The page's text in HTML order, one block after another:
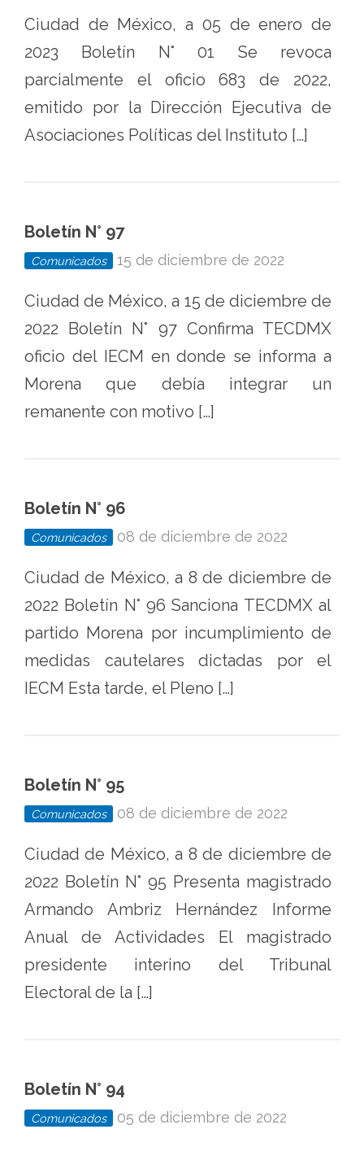
Ciudad de México, a 05 de enero de
2023 Boletín N° 01 Se revoca
parcialmente el oficio 683 de 2022,
emitido por la Dirección Ejecutiva de
Asociaciones Políticas del Instituto […]
Boletín N° 97
Comunicados 15 de diciembre de 2022
Ciudad de México, a 15 de diciembre de
2022 Boletín N° 97 Confirma TECDMX
oficio del IECM en donde se informa a
Morena que debía integrar un
remanente con motivo […]
Boletín N° 96
Comunicados 08 de diciembre de 2022
Ciudad de México, a 8 de diciembre de
2022 Boletín N° 96 Sanciona TECDMX al
partido Morena por incumplimiento de
medidas cautelares dictadas por el
IECM Esta tarde, el Pleno […]
Boletín N° 95
Comunicados 08 de diciembre de 2022
Ciudad de México, a 8 de diciembre de
2022 Boletín N° 95 Presenta magistrado
Armando Ambriz Hernández Informe
Anual de Actividades El magistrado
presidente interino del Tribunal
Electoral de la […]
Boletín N° 94
Comunicados 05 de diciembre de 2022